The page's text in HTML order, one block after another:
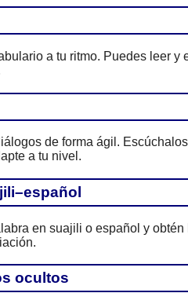
a tu ritmo. Puedes leer
de forma ágil.
a tu nivel.
en suajili o español y
ocultos